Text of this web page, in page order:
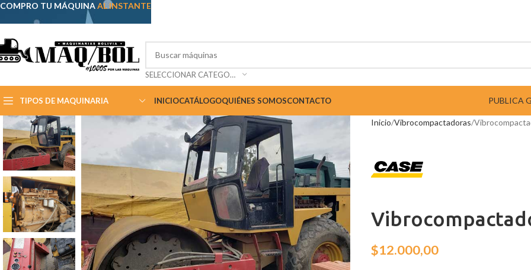
SELECCIONAR CATEGORÍA
TIPOS DE MAQUINARIA INICIOCATÁLOGOQUIÉNES SOMOSCONTACTO PUBLICA
Inicio Vibrocompactadoras
$12.000,00
COMPRO TU MÁQUINAAL INSTANTE